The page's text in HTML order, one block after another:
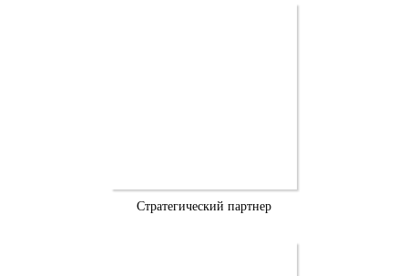
Стратегический партнер